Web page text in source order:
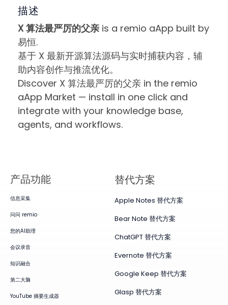
描述
X 算法最严厉的父亲 is a remio aApp built by
易恒.
基于 X 最新开源算法源码与实时捕获内容，辅
助内容创作与推流优化。
Discover X 算法最严厉的父亲 in the remio
aApp Market — install in one click and
integrate with your knowledge base,
agents, and workflows.
产品​功能
信息采集
问问 remio
您的AI助理
会议录音
知识融合
第二大脑
YouTube 摘要生成器
替代方案
Apple Notes 替代方案
Bear Note 替代方案
ChatGPT 替代方案
Evernote 替代方案
Google Keep 替代方案
Glasp 替代方案